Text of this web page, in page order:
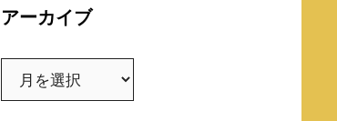
アーカイブ